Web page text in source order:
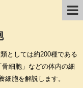
としては約200種である
細胞」などの体内の細
細胞を解説します。